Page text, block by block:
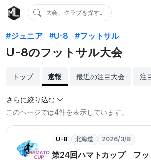
大会、クラブを探す...
#ジュニア #U-8 #フットサル
U-8のフットサル大会
トップ 速報 最近の注目大会 注
さらに絞り込む
このページでは4件を表示しています。
U-8 北海道 2026/3/8
第24回ハマトカップ フッ